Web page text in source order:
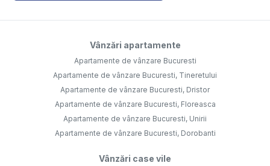
Vânzări apartamente
Apartamente de vânzare Bucuresti
Apartamente de vânzare Bucuresti, Tineretului
Apartamente de vânzare Bucuresti, Dristor
Apartamente de vânzare Bucuresti, Floreasca
Apartamente de vânzare Bucuresti, Unirii
Apartamente de vânzare Bucuresti, Dorobanti
Vânzări case vile